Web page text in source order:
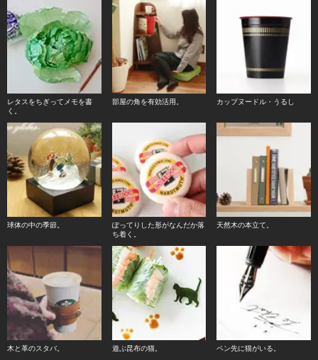
レタスをちぎってメモを書
く。
部屋の角を有効活用。 カップヌードル・うるし
球体の中の季節。
ぽってりした形がなんだか落
ち着く。
天然木の本立て。
木と革のスタバ。 遊ぶ昆布の猫。 ペン先に猫がいる。